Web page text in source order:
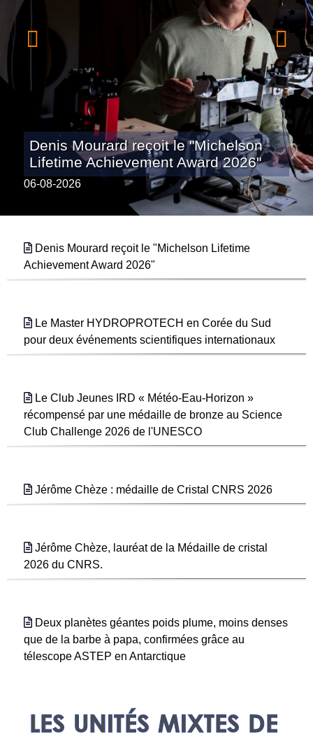
Denis Mourard reçoit le "Michelson
Lifetime Achievement Award 2026"
06-08-2026
Denis Mourard reçoit le "Michelson Lifetime
Achievement Award 2026"
Le Master HYDROPROTECH en Corée du Sud
pour deux événements scientifiques internationaux
Le Club Jeunes IRD « Météo-Eau-Horizon »
récompensé par une médaille de bronze au Science
Club Challenge 2026 de l'UNESCO
Jérôme Chèze : médaille de Cristal CNRS 2026
Jérôme Chèze, lauréat de la Médaille de cristal
2026 du CNRS.
Deux planètes géantes poids plume, moins denses
que de la barbe à papa, confirmées grâce au
télescope ASTEP en Antarctique
LES UNITÉS MIXTES DE